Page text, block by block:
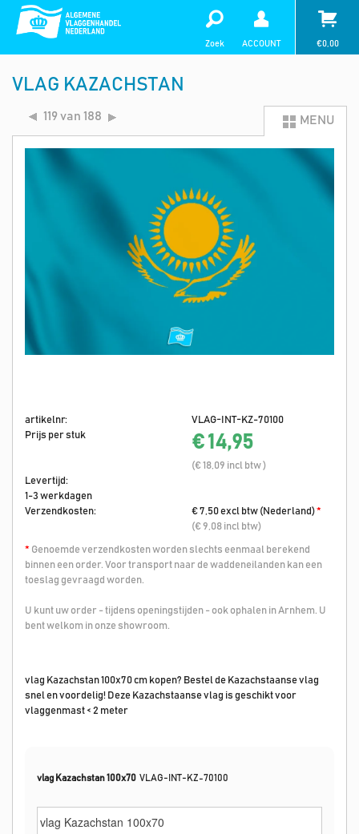
Zoek ACCOUNT €0,00
VLAG KAZACHSTAN
119 van 188 MENU
artikelnr:
VLAG-INT-KZ-70100
Prijs per stuk
€ 14,95
(€ 18,09 incl btw )
Levertijd:
1-3 werkdagen
Verzendkosten:
€ 7,50 excl btw (Nederland)*
(€ 9,08 incl btw)
* Genoemde verzendkosten worden slechts eenmaal berekend
binnen een order. Voor transport naar de waddeneilanden kan een
toeslag gevraagd worden.
U kunt uw order - tijdens openingstijden - ook ophalen in Arnhem. U
bent welkom in onze showroom.
vlag Kazachstan 100x70 cm kopen? Bestel de Kazachstaanse vlag
snel en voordelig! Deze Kazachstaanse vlag is geschikt voor
vlaggenmast < 2 meter
vlag Kazachstan 100x70 VLAG-INT-KZ-70100